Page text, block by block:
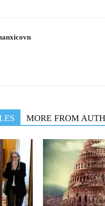
MORE FROM